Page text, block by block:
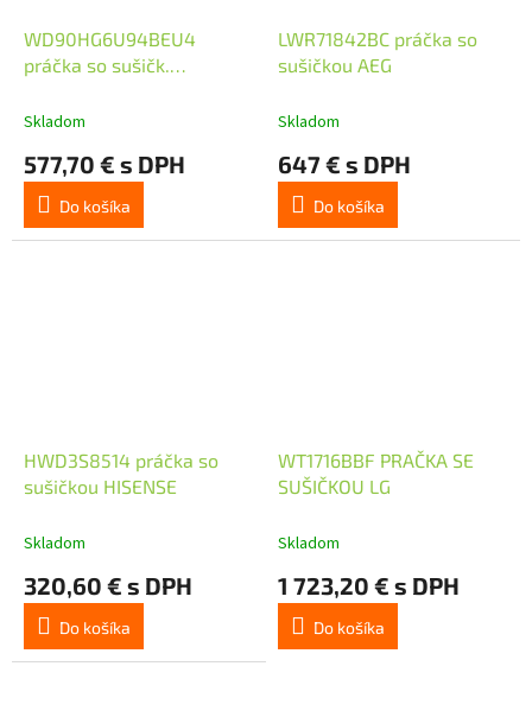
WD90HG6U94BEU4
práčka so sušičk.
Skladom
577,70 € s DPH
Do košíka
LWR71842BC práčka so
sušičkou AEG
Skladom
647 € s DPH
Do košíka
HWD3S8514 práčka so
sušičkou HISENSE
Skladom
320,60 € s DPH
Do košíka
WT1716BBF PRAČKA SE
SUŠIČKOU LG
Skladom
1 723,20 € s DPH
Do košíka